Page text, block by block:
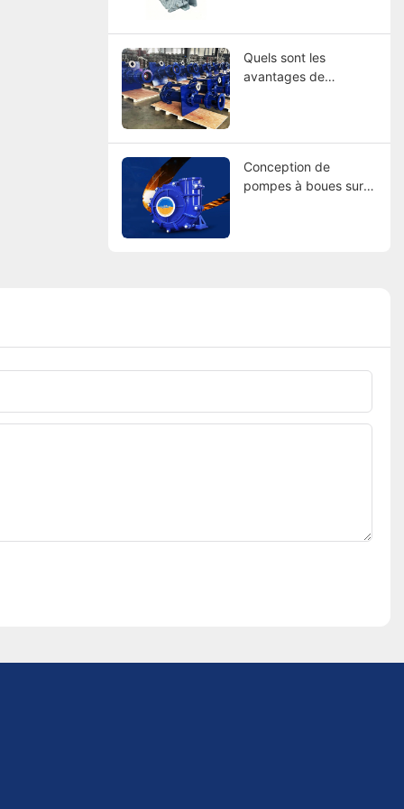
Quels sont les
avantages de
Conception de
pompes à boues sur